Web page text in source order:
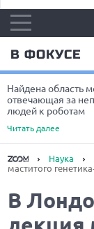
В ФОКУСЕ
Найдена область
отвечающая за
людей к роботам
Читать далее
Наука
маститого
В